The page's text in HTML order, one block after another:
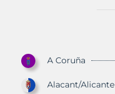
A Coruña
Alacant/Alicante